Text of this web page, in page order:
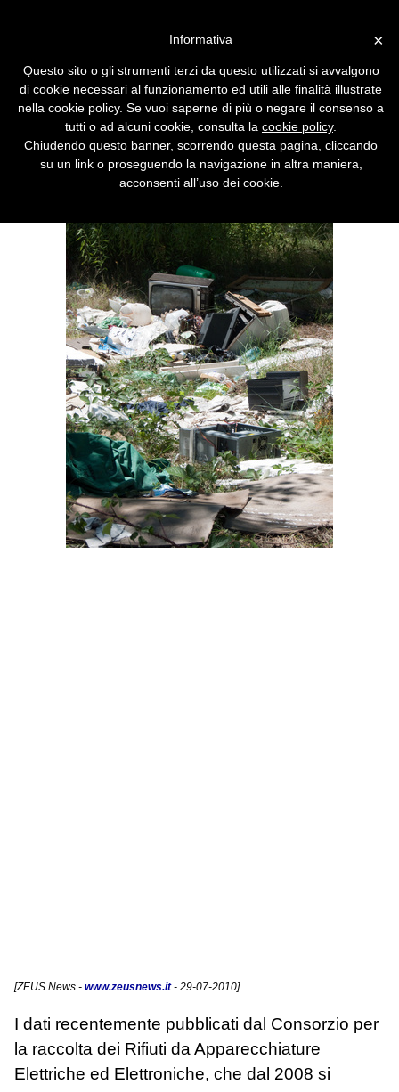
100.000 tonnellate
Lo smaltimento dei Raee prosegue a pieno
ritmo. La Lombardia è la regione che ha
raccolto la maggiore quantità di
apparecchiature in disuso.
[ZEUS News - www.zeusnews.it- 29-07-2010]
I dati recentemente pubblicati dal Consorzio per
la raccolta dei Rifiuti da Apparecchiature
Elettriche ed Elettroniche, che dal 2008 si
×
Informativa
Questo sito o gli strumenti terzi da questo utilizzati si avvalgono
di cookie necessari al funzionamento ed utili alle finalità illustrate
nella cookie policy. Se vuoi saperne di più o negare il consenso a
tutti o ad alcuni cookie, consulta la cookie policy.
Chiudendo questo banner, scorrendo questa pagina, cliccando
su un link o proseguendo la navigazione in altra maniera,
acconsenti all’uso dei cookie.